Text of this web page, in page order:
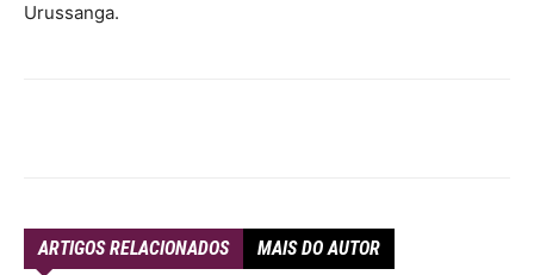
Urussanga.
ARTIGOS RELACIONADOS MAIS DO AUTOR